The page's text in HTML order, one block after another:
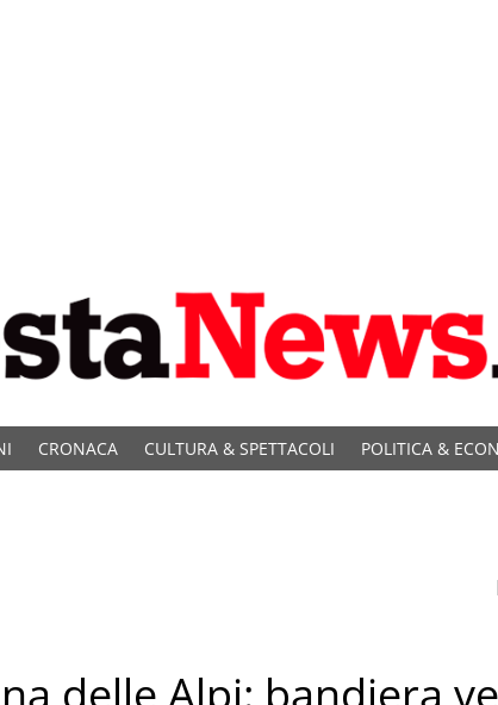
CRONACA CULTURA & SPETTACOLI POLITICA &